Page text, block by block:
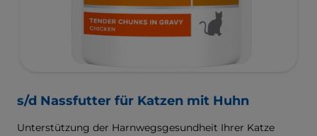
s/d Nassfutter für Katzen mit Huhn
Unterstützung der Harnwegsgesundheit Ihrer Katze